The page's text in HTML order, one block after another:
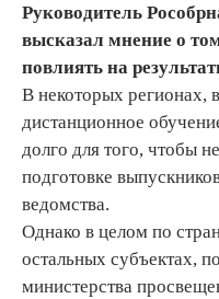
Руководитель
высказал мнение о
повлиять на
В некоторых регионах,
дистанционное
долго для того, чтобы
подготовке
ведомства.
Однако в целом по
остальных субъектах,
министерства